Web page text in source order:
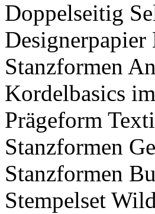
Doppelseitig
Stanzformen
Kordelbasics
Prägeform
Stanzformen
Stanzformen
Stempelset